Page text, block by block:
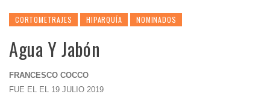
CORTOMETRAJES HIPARQUÍA NOMINADOS
Agua Y Jabón
FRANCESCO COCCO
FUE EL EL 19 JULIO 2019